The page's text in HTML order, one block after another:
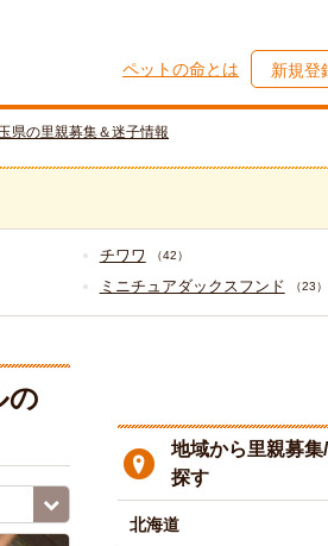
ペットの命とは 新規登
県の里親募集＆迷子情報
チワワ （42）
ミニチュアダックスフンド （23）
の
地域から里親募
探す
北海道